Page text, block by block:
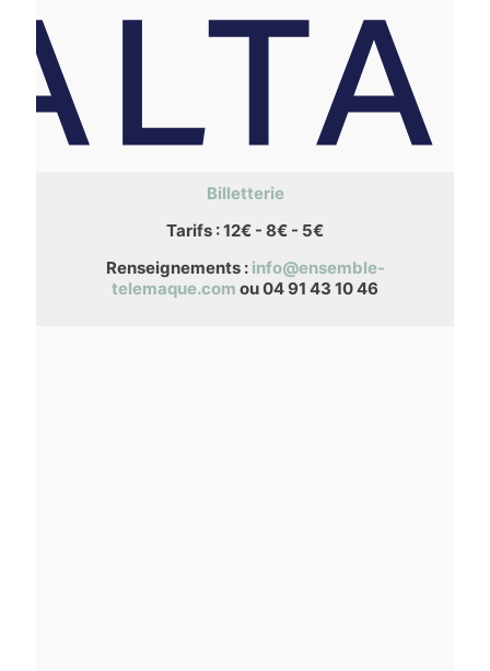
Billetterie
Tarifs : 12€ - 8€ - 5€
Renseignements : info@ensemble-
telemaque.com ou 04 91 43 10 46